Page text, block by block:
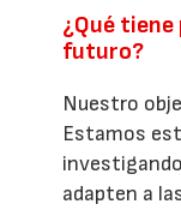
¿Qué
futuro?
Nuestro
Estamos
adapten a